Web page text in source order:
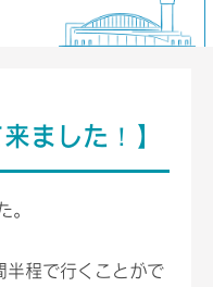
ました！】
。
半程で行くことがで